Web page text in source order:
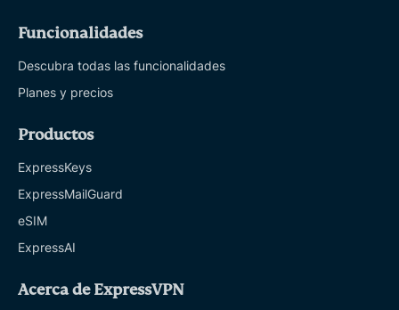
Funcionalidades
Descubra todas las funcionalidades
Planes y precios
Productos
ExpressKeys
ExpressMailGuard
eSIM
ExpressAI
Acerca de ExpressVPN